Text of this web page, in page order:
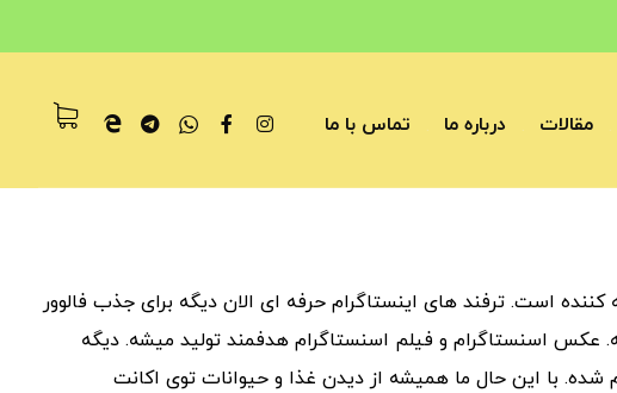
مقالات درباره ما تماس با ما
است. ترفند های اینستاگرام حرفه ای الان دیگه برای جذب فالوور
عکس اسنستاگرام و فیلم اسنستاگرام هدفمند تولید میشه. دیگه
با این حال ما همیشه از دیدن غذا و حیوانات توی اکانت